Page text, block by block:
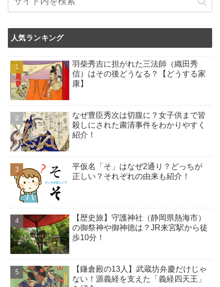
人気ランキング
羽柴秀吉に担がれた三法師（織田秀
信）はその後どうなる？【どうする家
康】
なぜ豊臣秀次は切腹に？女子供まで皆
殺しにされた粛清事件をわかりやすく
紹介！
平仮名「そ」はなぜ2通り？どっちが
正しい？それぞれの由来も紹介！
【歴史旅】守護神社（静岡県熱海市）
の御祭神や御神徳は？JR来宮駅から徒
歩10分！
【鎌倉殿の13人】武蔵坊弁慶だけじゃ
ない！源義経を支えた「義経四天王」